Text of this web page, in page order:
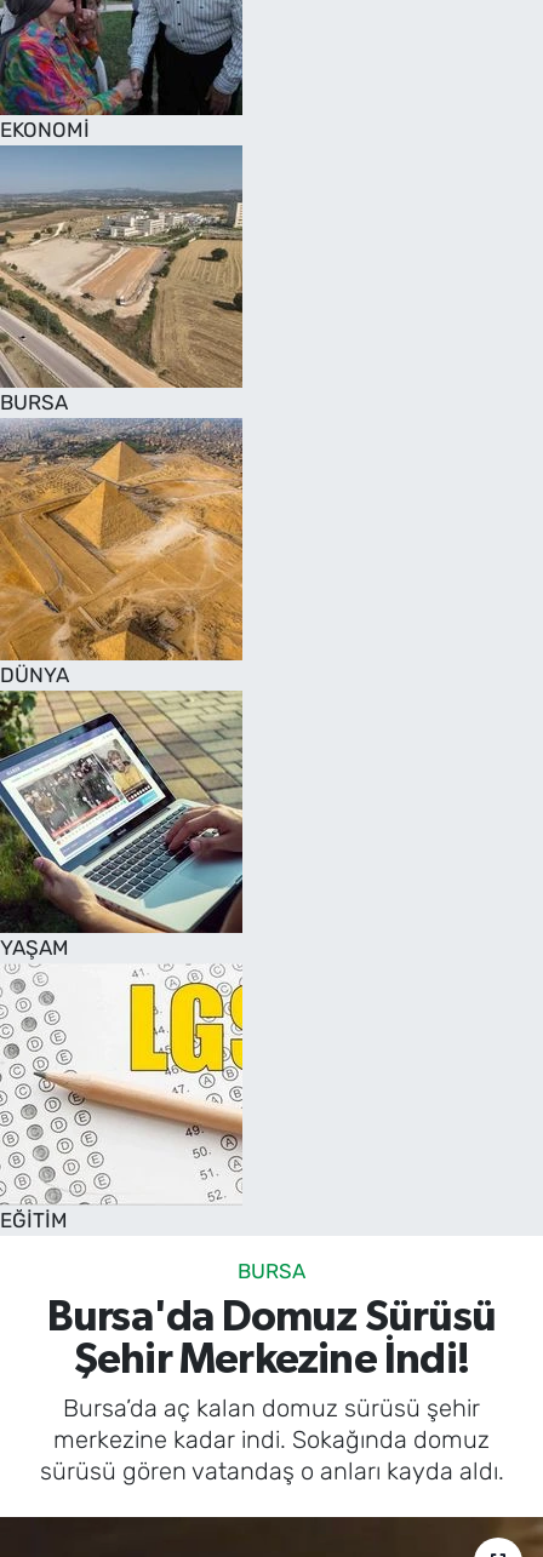
EKONOMİ
BURSA
DÜNYA
YAŞAM
EĞİTİM
BURSA
Bursa'da Domuz Sürüsü
Şehir Merkezine İndi!
Bursa’da aç kalan domuz sürüsü şehir
merkezine kadar indi. Sokağında domuz
sürüsü gören vatandaş o anları kayda aldı.
SAĞLIK
TV REHBERİ